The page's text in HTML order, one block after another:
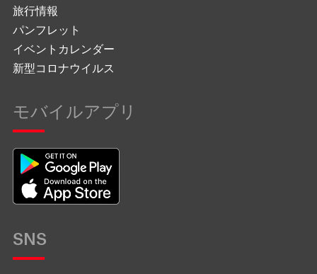
旅行情報
パンフレット
イベントカレンダー
新型コロナウイルス
モバイルアプリ
SNS